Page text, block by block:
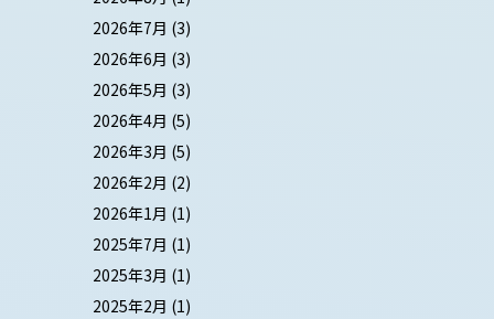
2026年7月 (3)
2026年6月 (3)
2026年5月 (3)
2026年4月 (5)
2026年3月 (5)
2026年2月 (2)
2026年1月 (1)
2025年7月 (1)
2025年3月 (1)
2025年2月 (1)